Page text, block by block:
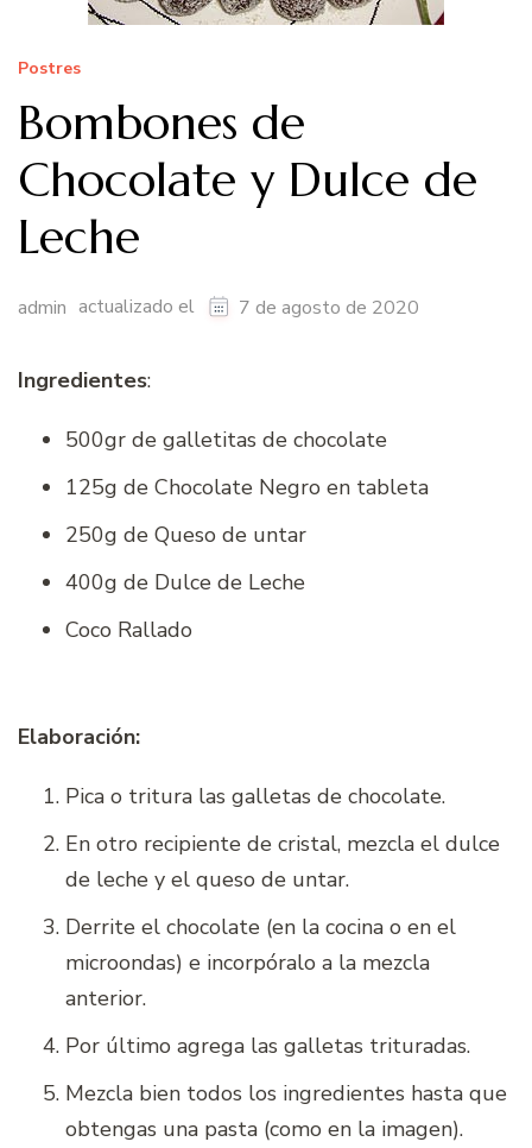
Postres
Bombones de
Chocolate y Dulce de
Leche
admin actualizado el 7 de agosto de 2020
Ingredientes:
500gr de galletitas de chocolate
125g de Chocolate Negro en tableta
250g de Queso de untar
400g de Dulce de Leche
Coco Rallado
Elaboración:
Pica o tritura las galletas de chocolate.
En otro recipiente de cristal, mezcla el dulce
de leche y el queso de untar.
Derrite el chocolate (en la cocina o en el
microondas) e incorpóralo a la mezcla
anterior.
Por último agrega las galletas trituradas.
Mezcla bien todos los ingredientes hasta que
obtengas una pasta (como en la imagen).